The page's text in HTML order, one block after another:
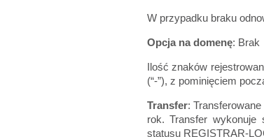
W przypadku braku
Opcja na domenę: Brak
Ilość znaków
(“-”), z pominięciem
Transfer:
rok. Transfer
statusu REGISTRAR-